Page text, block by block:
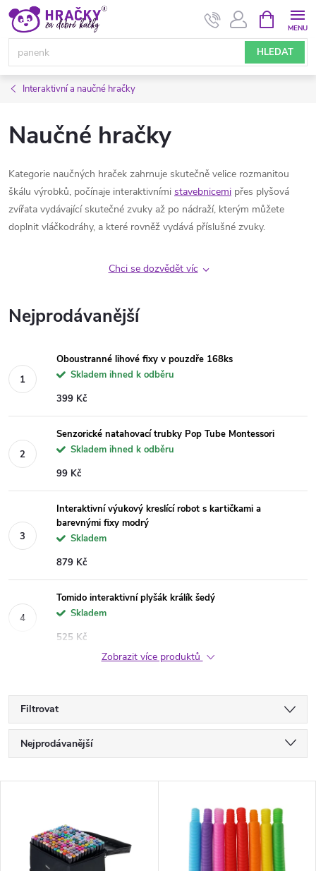
Přejít
obsah
HLEDAT
NÁKUPNÍ
KOŠÍK
Interaktivní a naučné hračky
Naučné hračky
Kategorie naučných hraček zahrnuje skutečně velice rozmanitou
škálu výrobků, počínaje interaktivními stavebnicemi přes plyšová
zvířata vydávající skutečné zvuky až po nádraží, kterým můžete
doplnit vláčkodráhy, a které rovněž vydává příslušné zvuky.
Chci se dozvědět víc
Nejprodávanější
Oboustranné lihové fixy v pouzdře 168ks
Skladem ihned k odběru
399 Kč
Senzorické natahovací trubky Pop Tube Montessori
Skladem ihned k odběru
99 Kč
Interaktivní výukový kreslící robot s kartičkami a
barevnými fixy modrý
Skladem
879 Kč
Tomido interaktivní plyšák králík šedý
Skladem
525 Kč
Zobrazit více produktů
Filtrovat
Ř
a
Nejprodávanější
Abecedně